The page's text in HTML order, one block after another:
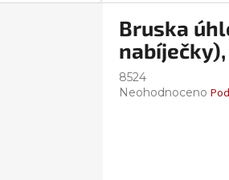
Bruska
nabíječky),
8524
Průměrné
Neohodnoceno